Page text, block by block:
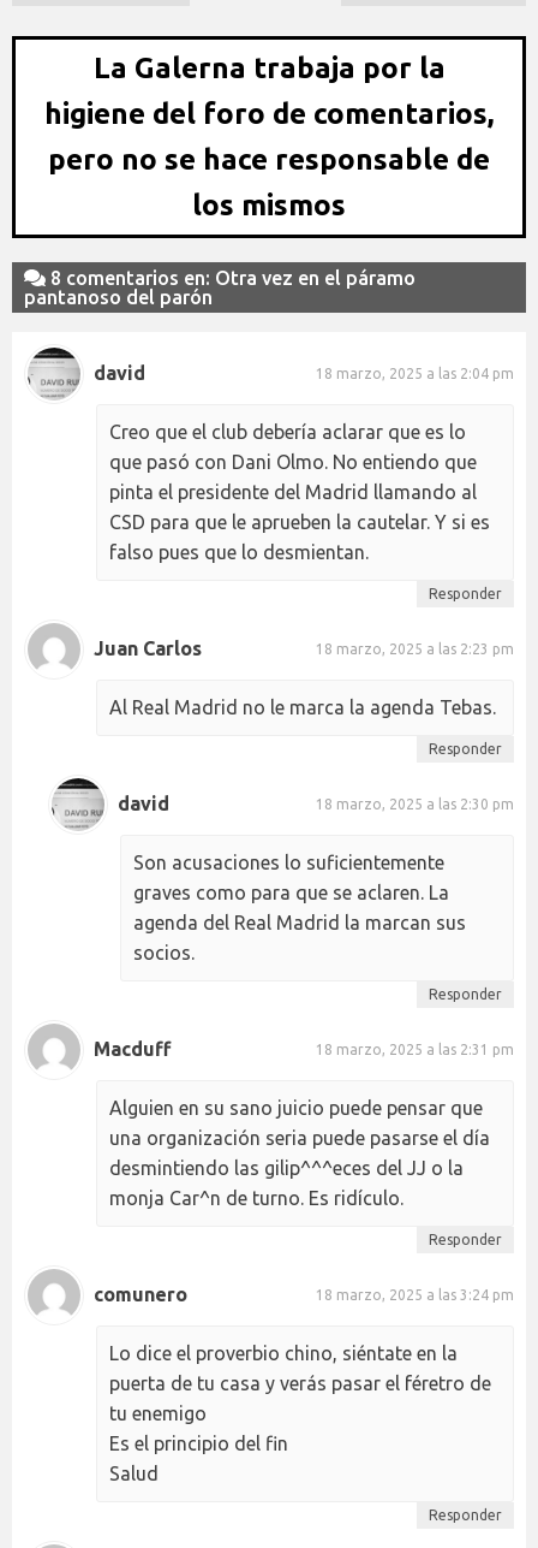
La Galerna trabaja por la
higiene del foro de comentarios,
pero no se hace responsable de
los mismos
8 comentarios en: Otra vez en el páramo
pantanoso del parón
david 18 marzo, 2025 a las 2:04 pm
Creo que el club debería aclarar que es lo
que pasó con Dani Olmo. No entiendo que
pinta el presidente del Madrid llamando al
CSD para que le aprueben la cautelar. Y si es
falso pues que lo desmientan.
Responder
Juan Carlos 18 marzo, 2025 a las 2:23 pm
Al Real Madrid no le marca la agenda Tebas.
Responder
david 18 marzo, 2025 a las 2:30 pm
Son acusaciones lo suficientemente
graves como para que se aclaren. La
agenda del Real Madrid la marcan sus
socios.
Responder
Macduff 18 marzo, 2025 a las 2:31 pm
Alguien en su sano juicio puede pensar que
una organización seria puede pasarse el día
desmintiendo las gilip^^^eces del JJ o la
monja Car^n de turno. Es ridículo.
Responder
comunero 18 marzo, 2025 a las 3:24 pm
Lo dice el proverbio chino, siéntate en la
puerta de tu casa y verás pasar el féretro de
tu enemigo
Es el principio del fin
Salud
Responder